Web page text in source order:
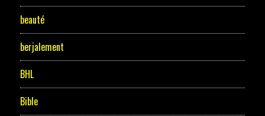
beauté
berjalement
BHL
Bible